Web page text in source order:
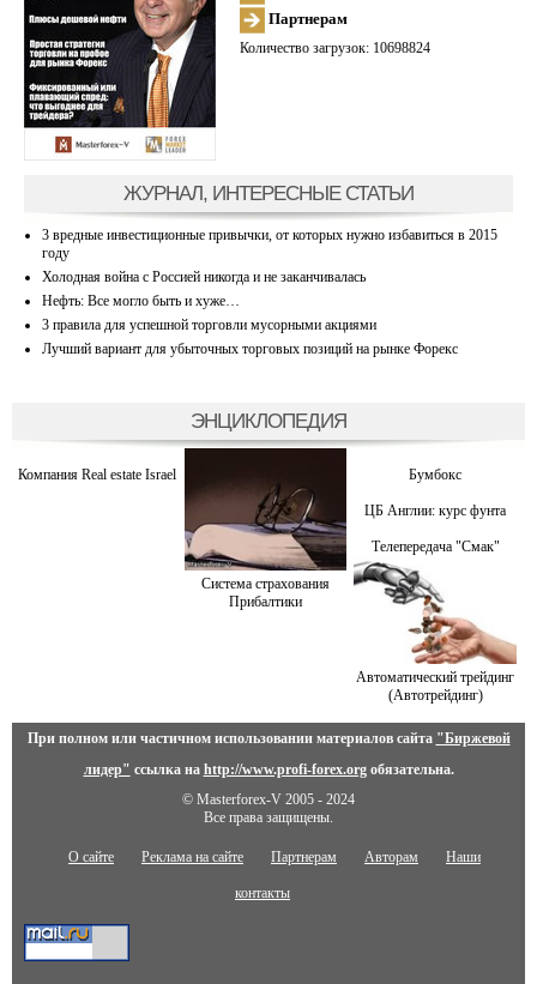
Партнерам
Количество загрузок: 10698824
ЖУРНАЛ, ИНТЕРЕСНЫЕ СТАТЬИ
3 вредные инвестиционные привычки, от которых нужно избавиться в 2015
году
Холодная война с Россией никогда и не заканчивалась
Нефть: Все могло быть и хуже…
3 правила для успешной торговли мусорными акциями
Лучший вариант для убыточных торговых позиций на рынке Форекс
ЭНЦИКЛОПЕДИЯ
Компания Real estate Israel
Система страхования
Прибалтики
Бумбокс
ЦБ Англии: курс фунта
Телепередача "Смак"
Автоматический трейдинг
(Автотрейдинг)
При полном или частичном использовании материалов сайта "Биржевой
лидер" ссылка на http://www.profi-forex.orgобязательна.
© Masterforex-V 2005 - 2024
Все права защищены.
О сайте Реклама на сайте Партнерам Авторам Наши
контакты